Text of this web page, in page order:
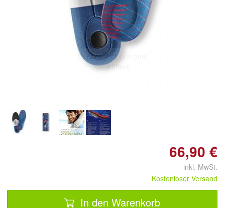
Doppelt antippen zum
vergrößern
66,90 €
inkl. MwSt.
Kostenloser Versand
In den Warenkorb